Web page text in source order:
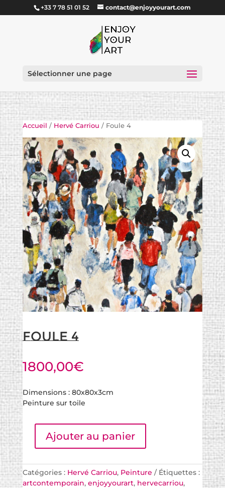
+33 7 78 51 01 52 contact@enjoyyourart.com
Sélectionner une page
Accueil / Hervé Carriou / Foule 4
Foule 4
1800,00€
Dimensions : 80x80x3cm
Peinture sur toile
Ajouter au panier
Catégories : Hervé Carriou, Peinture
Étiquettes :
artcontemporain, enjoyyourart, hervecarriou,